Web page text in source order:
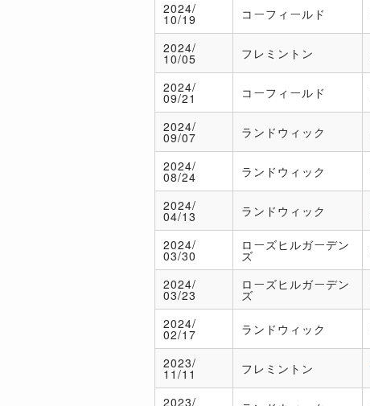
2024/
10/19 コーフィールド
2024/
10/05 フレミントン
2024/
09/21 コーフィールド
2024/
09/07 ランドウィック
2024/
08/24 ランドウィック
2024/
04/13 ランドウィック
2024/
03/30
ローズヒルガーデン
ズ
2024/
03/23
ローズヒルガーデン
ズ
2024/
02/17 ランドウィック
2023/
11/11 フレミントン
2023/